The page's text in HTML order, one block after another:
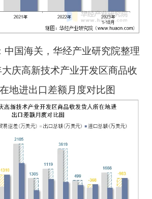
中国海关，华经产业研究院整理
庆高新技术产业开发区商品收
地进出口差额月度对比图